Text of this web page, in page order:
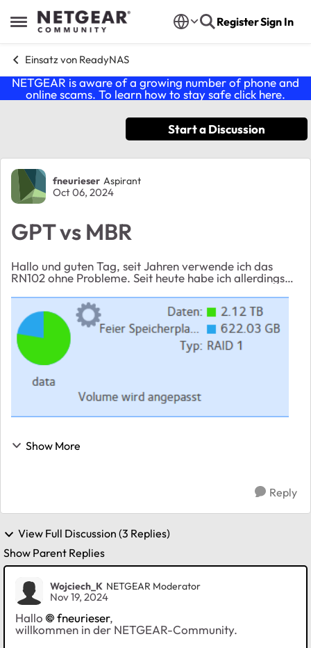
Open Side Menu
Skip to content RegisterSign In
Einsatz von ReadyNAS
NETGEAR is aware of a growing number of phone and
online scams. To learn how to stay safe click here.
Start a Discussion
Forum Discussion
fneurieser Aspirant
Oct 06, 2024
GPT vs MBR
Hallo und guten Tag, seit Jahren verwende ich das
RN102 ohne Probleme. Seit heute habe ich allerdings
GPT umgestellt wurden, warum kann ich leider...
Show More
Reply
View Full Discussion (3 Replies)
Show Parent Replies
Wojciech_K NETGEAR Moderator
Nov 19, 2024
Hallo fneurieser,
willkommen in der NETGEAR-Community.